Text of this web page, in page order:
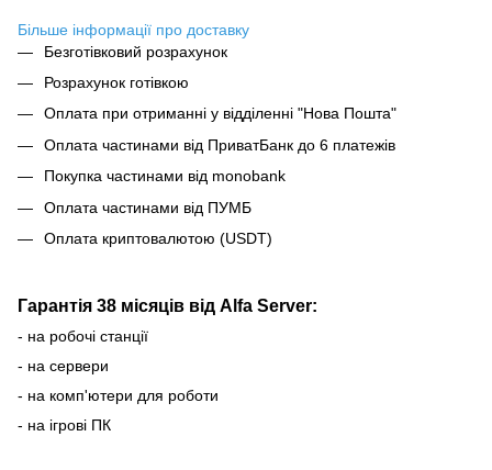
Більше інформації про доставку
Безготівковий розрахунок
Розрахунок готівкою
Оплата при отриманні у відділенні "Нова Пошта"
Оплата частинами від ПриватБанк до 6 платежів
Покупка частинами від monobank
Оплата частинами від ПУМБ
Оплата криптовалютою (USDT)
Гарантія 38 місяців від Alfa Server:
- на робочі станції
- на сервери
- на комп'ютери для роботи
- на ігрові ПК